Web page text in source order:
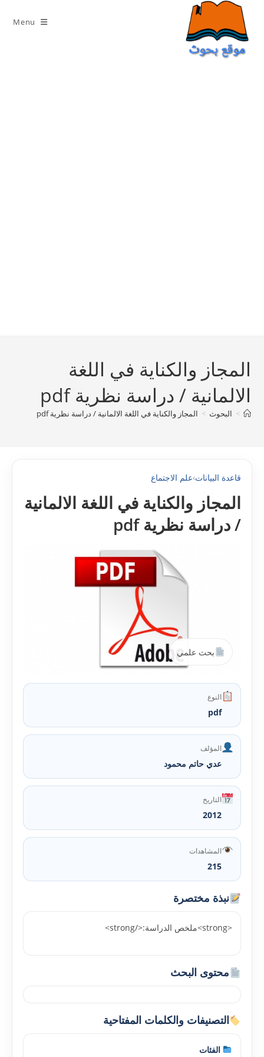
content
Menu
المجاز والكناية في اللغة
الالمانية / دراسة نظرية pdf
> البحوث > المجاز والكناية في اللغة الالمانية / دراسة نظرية pdf
قاعدة البيانات›علم الاجتماع
المجاز والكناية في اللغة الالمانية
/ دراسة نظرية pdf
بحث علمي
النوع
pdf
المؤلف
عدي حاتم محمود
التاريخ
2012
المشاهدات
215
نبذة مختصرة
<strong>ملخص الدراسة:</strong>
محتوى البحث
التصنيفات والكلمات المفتاحية
الفئات